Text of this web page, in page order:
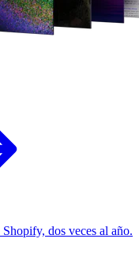
dos veces al año.